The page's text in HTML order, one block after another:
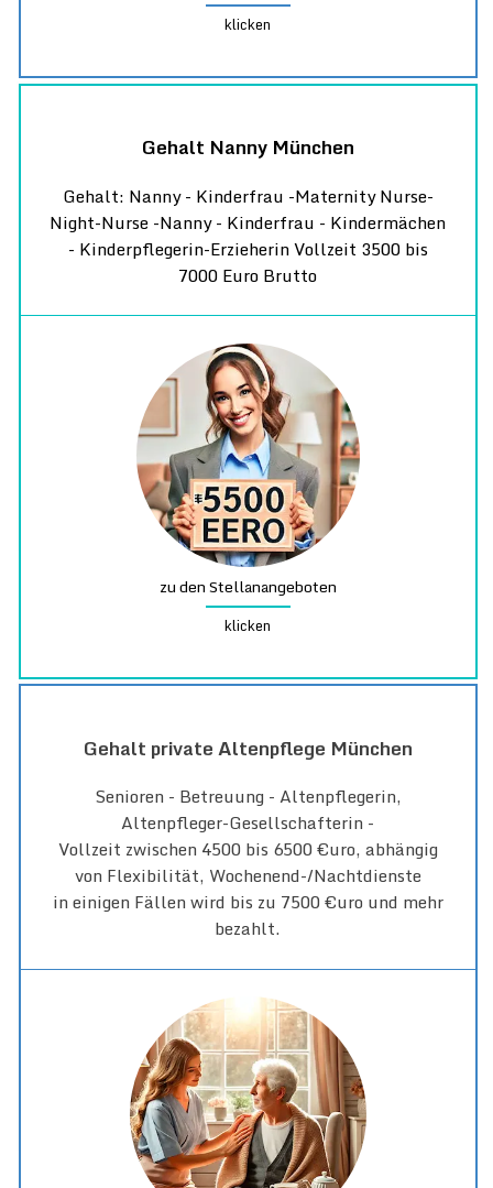
klicken
zu den Stellanangeboten
klicken
Gehalt Nanny München
Gehalt: Nanny - Kinderfrau -Maternity Nurse-
Night-Nurse -Nanny - Kinderfrau - Kindermächen
- Kinderpflegerin-Erzieherin Vollzeit 3500 bis
7000 Euro Brutto
Gehalt private Altenpflege München
Senioren - Betreuung - Altenpflegerin,
Altenpfleger-Gesellschafterin -
Vollzeit zwischen 4500 bis 6500 €uro, abhängig
von Flexibilität, Wochenend-/Nachtdienste
in einigen Fällen wird bis zu 7500 €uro und mehr
bezahlt.